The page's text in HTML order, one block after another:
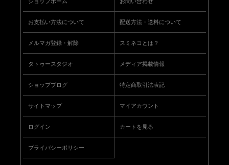
お支払い方法について 配送方法・送料について
メルマガ登録・解除 スミネコとは？
タトゥースタジオ メディア掲載情報
ショップブログ 特定商取引法表記
サイトマップ マイアカウント
ログイン カートを見る
プライバシーポリシー